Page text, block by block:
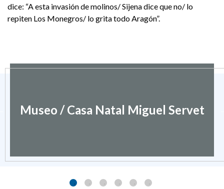
dice: “A esta invasión de molinos/ Sijena dice que no/ lo
repiten Los Monegros/ lo grita todo Aragón”.
Museo / Casa Natal Miguel Servet